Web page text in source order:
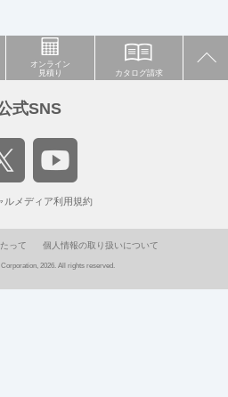
オンライン
見積り
カタログ請求
式SNS
ルメディア利用規約
って 個人情報の取り扱いについて
2026. All rights reserved.